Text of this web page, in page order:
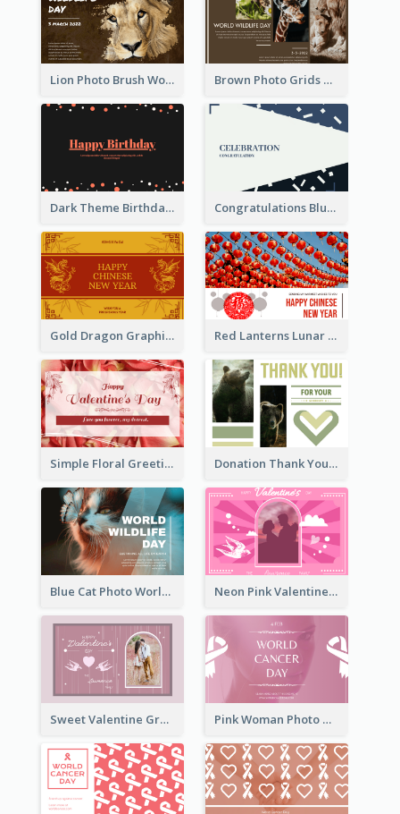
Lion Photo Brush World Wildlife Day Greeting Card Brown Photo Grids World Wildlife Day Greeting Card
Dark Theme Birthday Greeting Card Congratulations Blue Card
Gold Dragon Graphic Lunar New Year Greeting Card Red Lanterns Lunar New Year Greeting Card
Simple Floral Greeting Card Of Valentine's Day Donation Thank You Card
Blue Cat Photo World Wildlife Day Greeting Card Neon Pink Valentine Greeting Card Design Ideas
Sweet Valentine Greeting Card Design Ideas Pink Woman Photo World Cancer Day Greeting Card